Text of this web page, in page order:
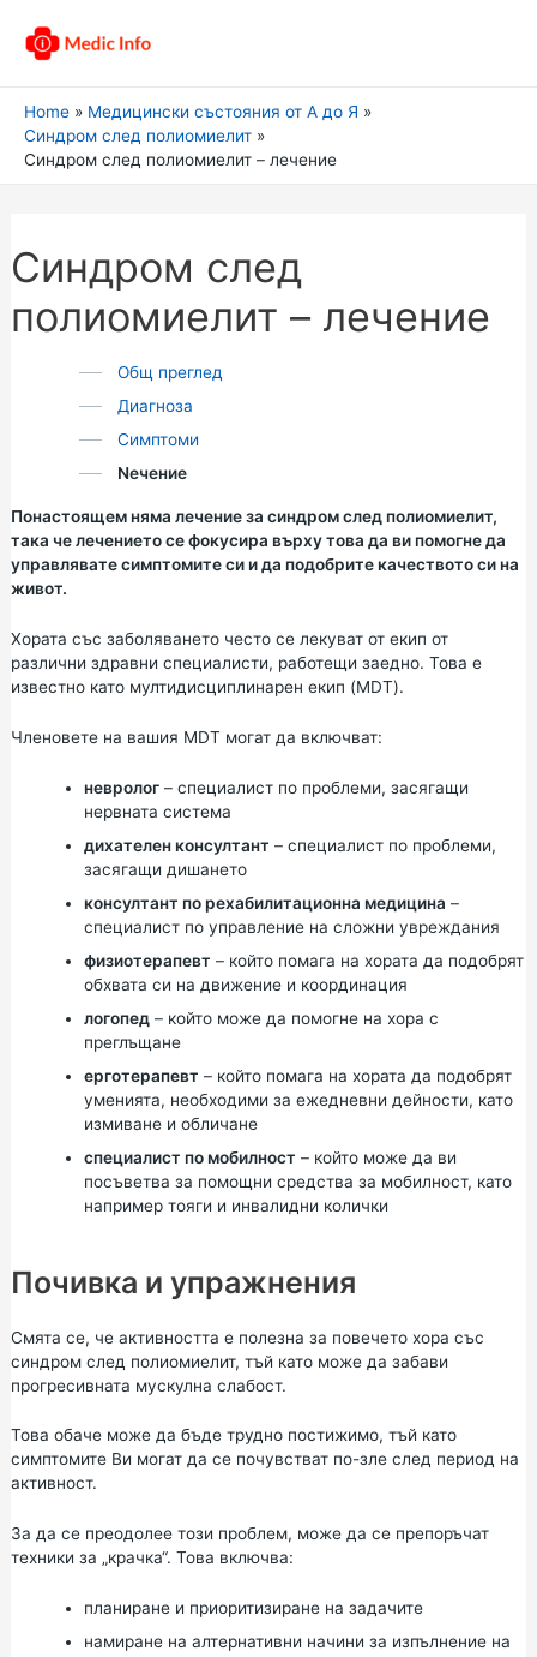
Home
Медицински състояния от А до Я
Синдром след полиомиелит
Синдром след полиомиелит – лечение
Синдром след
полиомиелит – лечение
Общ преглед
Диагноза
Симптоми
Nечение
Понастоящем няма лечение за синдром след полиомиелит,
така че лечението се фокусира върху това да ви помогне да
управлявате симптомите си и да подобрите качеството си на
живот.
Хората със заболяването често се лекуват от екип от
различни здравни специалисти, работещи заедно. Това е
известно като мултидисциплинарен екип (MDT).
Членовете на вашия MDT могат да включват:
невролог– специалист по проблеми, засягащи
нервната система
дихателен консултант – специалист по проблеми,
засягащи дишането
консултант по рехабилитационна медицина –
специалист по управление на сложни увреждания
физиотерапевт – който помага на хората да подобрят
обхвата си на движение и координация
логопед– който може да помогне на хора с
преглъщане
ерготерапевт – който помага на хората да подобрят
уменията, необходими за ежедневни дейности, като
измиване и обличане
специалист по мобилност – който може да ви
посъветва за помощни средства за мобилност, като
например тояги и инвалидни колички
Почивка и упражнения
Смята се, че активността е полезна за повечето хора със
синдром след полиомиелит, тъй като може да забави
прогресивната мускулна слабост.
Това обаче може да бъде трудно постижимо, тъй като
симптомите Ви могат да се почувстват по-зле след период на
активност.
За да се преодолее този проблем, може да се препоръчат
техники за „крачка“. Това включва:
планиране и приоритизиране на задачите
намиране на алтернативни начини за изпълнение на